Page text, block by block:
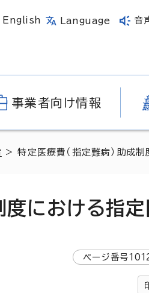
English Language 音
事業者向け情報
> 特定医療費（指定難病）助成
度における指
ページ番号